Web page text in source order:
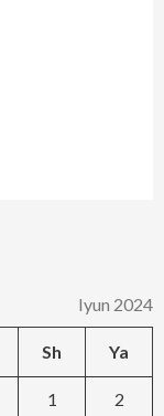
Iyun 2024
Sh Ya
1 2